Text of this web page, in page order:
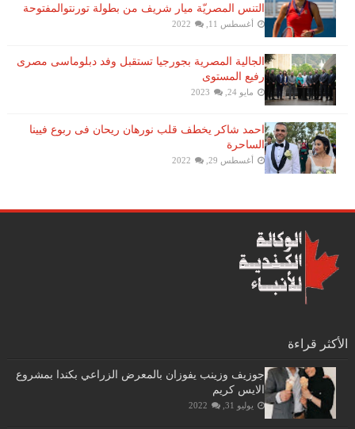
التنس​ المصريّة ​ميار شريف​ من بطولة ​تورنتو​المفتوحة
أغسطس 11, 2022
الجالية المصرية بجورجيا تستقبل وفد دبلوماسى مصرى
رفيع المستوى
مايو 24, 2023
احمد شاكر يخطف قلب نورهان ريحان فى ربوع فيينا
الساحرة
أغسطس 29, 2022
الأكثر قراءة
جوزيف وزينب يفوزان بالمعرض الزراعي بكندا بمشروع
الايس كريم
يوليو 31, 2022